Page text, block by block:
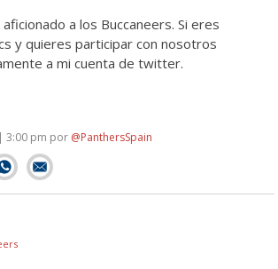
a los Buccaneers. Si eres
y quieres participar con nosotros
a mi cuenta de twitter.
3:00 pm por @PanthersSpain